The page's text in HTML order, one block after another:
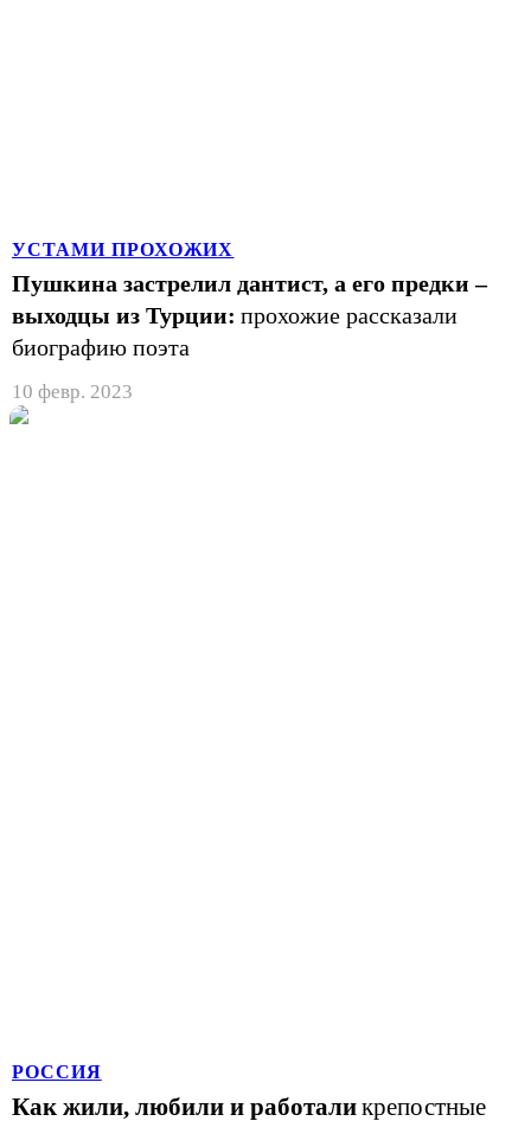
УСТАМИ ПРОХОЖИХ
Пушкина застрелил дантист, а его предки –
выходцы из Турции: прохожие рассказали
биографию поэта
10 февр. 2023
РОССИЯ
Как жили, любили и работаликрепостные